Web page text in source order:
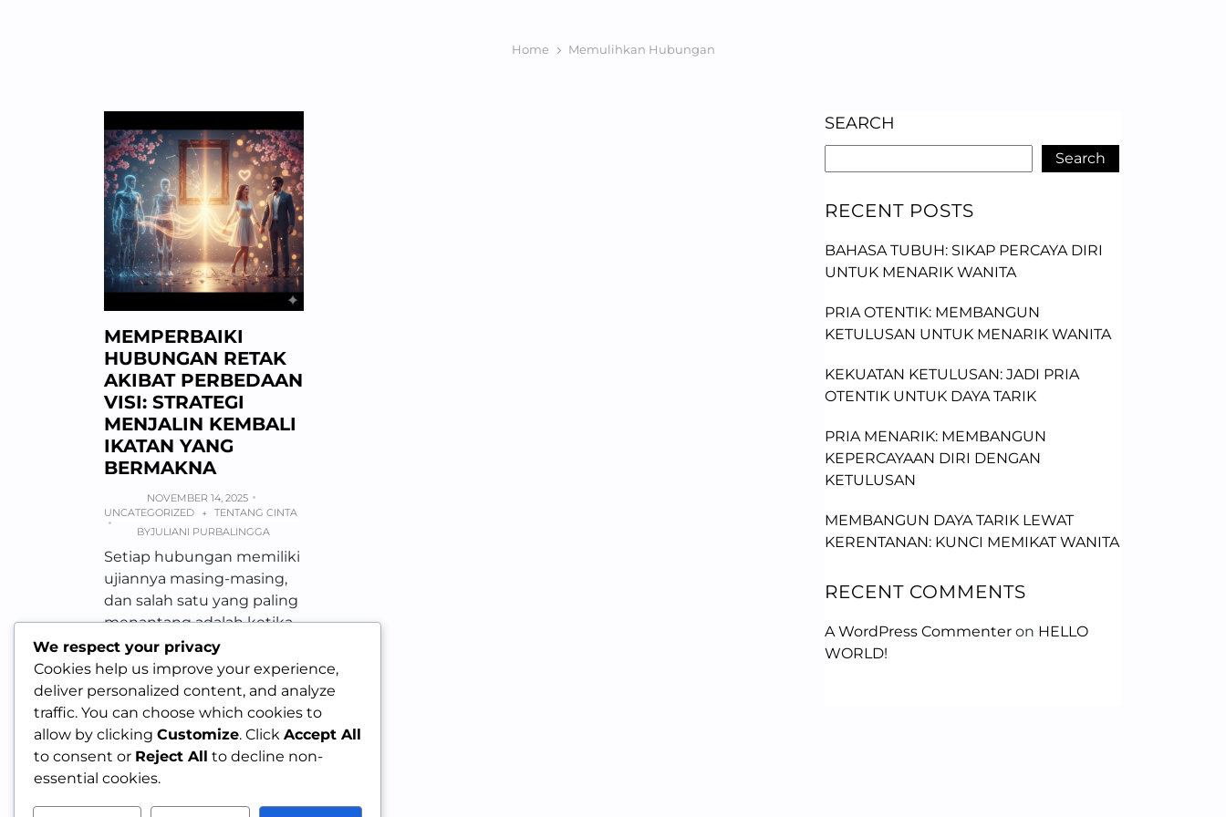
Home Memulihkan Hubungan
MEMPERBAIKI
HUBUNGAN RETAK
AKIBAT PERBEDAAN
VISI: STRATEGI
MENJALIN KEMBALI
IKATAN YANG
BERMAKNA
NOVEMBER 14, 2025
UNCATEGORIZED
+ TENTANG CINTA
BYJULIANI PURBALINGGA
Setiap hubungan memiliki
ujiannya masing-masing,
dan salah satu yang paling
menantang adalah ketika
kedua pasangan
menyadari mereka
memiliki peta hidup…
SEARCH
Search
RECENT POSTS
BAHASA TUBUH: SIKAP PERCAYA DIRI
UNTUK MENARIK WANITA
PRIA OTENTIK: MEMBANGUN
KETULUSAN UNTUK MENARIK WANITA
KEKUATAN KETULUSAN: JADI PRIA
OTENTIK UNTUK DAYA TARIK
PRIA MENARIK: MEMBANGUN
KEPERCAYAAN DIRI DENGAN
KETULUSAN
MEMBANGUN DAYA TARIK LEWAT
KERENTANAN: KUNCI MEMIKAT WANITA
RECENT COMMENTS
A WordPress Commenter on HELLO
WORLD!
We respect your privacy
Cookies help us improve your experience,
deliver personalized content, and analyze
traffic. You can choose which cookies to
allow by clicking Customize. Click Accept All
to consent or Reject All to decline non-
essential cookies.